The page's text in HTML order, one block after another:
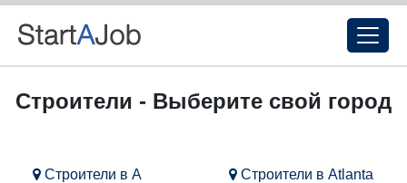
Строители - Выберите свой город
Строители в A Строители в Atlanta